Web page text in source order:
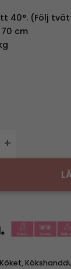
40°. (Följ
cm
Köket,